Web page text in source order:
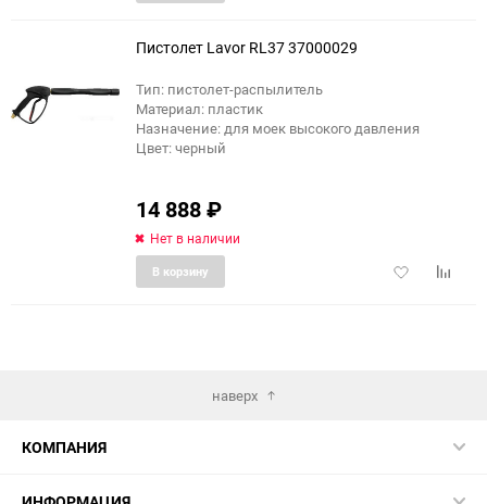
Пистолет Lavor RL37 37000029
Тип: пистолет-распылитель
Материал: пластик
Назначение: для моек высокого давления
Цвет: черный
14 888₽
Нет в наличии
Добавить
В корзину
наверх
КОМПАНИЯ